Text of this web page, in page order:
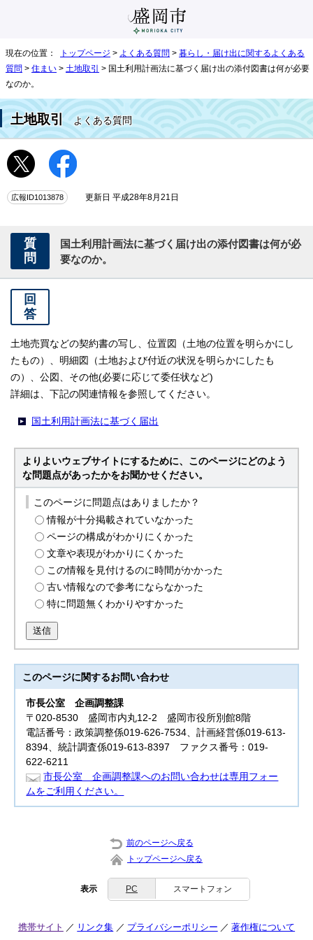
現在の位置： トップページ > よくある質問 > 暮らし・届け出に関するよくある
質問 > 住まい > 土地取引 > 国土利用計画法に基づく届け出の添付図書は何が必要
なのか。
土地取引 よくある質問
広報ID1013878 更新日 平成28年8月21日
質
問
国土利用計画法に基づく届け出の添付図書は何が必
要なのか。
回
答
土地売買などの契約書の写し、位置図（土地の位置を明らかにし
たもの）、明細図（土地および付近の状況を明らかにしたも
の）、公図、その他(必要に応じて委任状など)
詳細は、下記の関連情報を参照してください。
国土利用計画法に基づく届出
よりよいウェブサイトにするために、このページにどのよう
な問題点があったかをお聞かせください。
このページに問題点はありましたか？
情報が十分掲載されていなかった
ページの構成がわかりにくかった
文章や表現がわかりにくかった
この情報を見付けるのに時間がかかった
古い情報なので参考にならなかった
特に問題無くわかりやすかった
送信
このページに関するお問い合わせ
市長公室企画調整課
〒020-8530 盛岡市内丸12-2 盛岡市役所別館8階
電話番号：政策調整係019-626-7534、計画経営係019-613-
8394、統計調査係019-613-8397 ファクス番号：019-
622-6211
市長公室 企画調整課へのお問い合わせは専用フォー
ムをご利用ください。
前のページへ戻る
トップページへ戻る
表示 PC スマートフォン
携帯サイト リンク集 プライバシーポリシー 著作権について